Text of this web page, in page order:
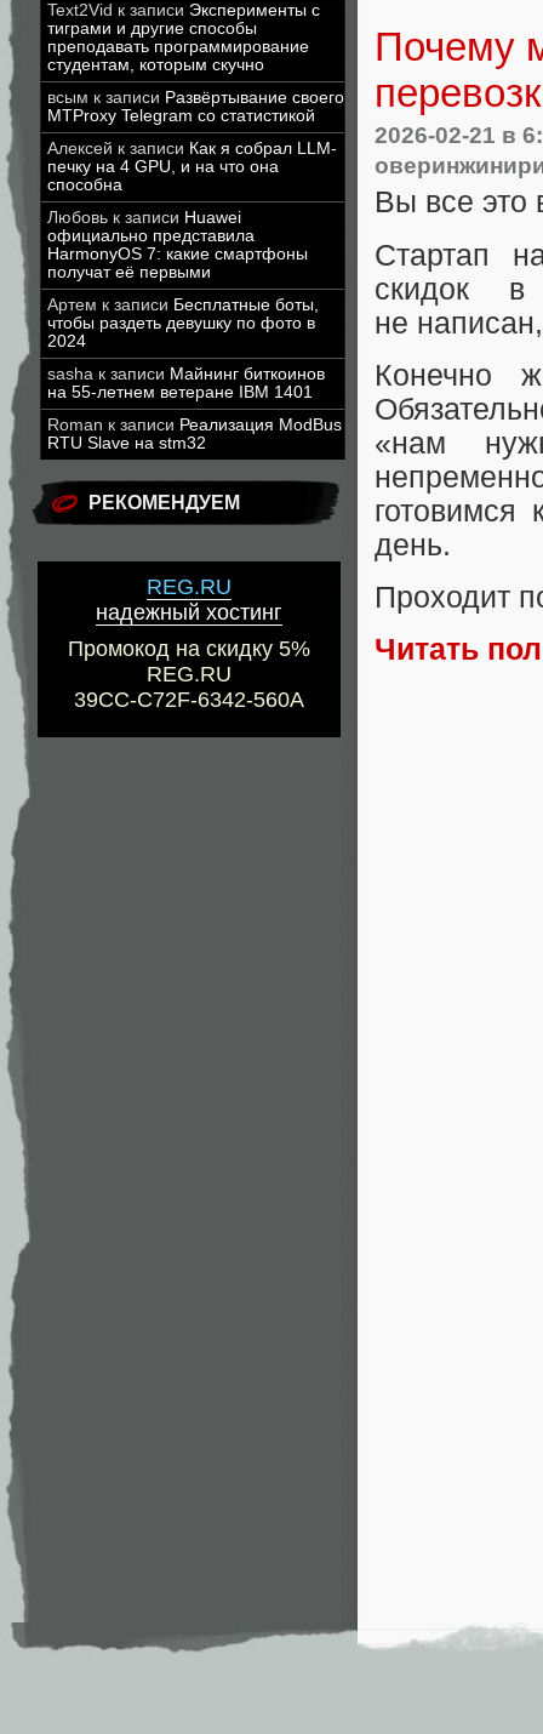
Text2Vid к записи Эксперименты с
тиграми и другие способы
преподавать программирование
студентам, которым скучно
всым к записи Развёртывание своего
MTProxy Telegram со статистикой
Алексей к записи Как я собрал LLM-
печку на 4 GPU, и на что она
способна
Любовь к записи Huawei
официально представила
HarmonyOS 7: какие смартфоны
получат её первыми
Артем к записи Бесплатные боты,
чтобы раздеть девушку по фото в
2024
sasha к записи Майнинг биткоинов
на 55-летнем ветеране IBM 1401
Roman к записи Реализация ModBus
RTU Slave на stm32
РЕКОМЕНДУЕМ
REG.RU
надежный хостинг
Промокод на скидку 5%
REG.RU
39CC-C72F-6342-560A
Почему
2026-02-21 в
Вы все это
Стартап
скидок в
не
Конечно
«нам
день.
Проходит
Читать